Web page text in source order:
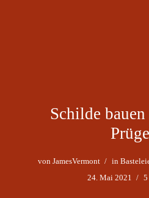
Schilde
vonJamesVermont in
24. Mai 2021
5